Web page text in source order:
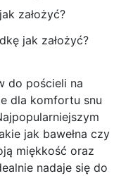
jak założyć?
do pościeli na
dla komfortu snu
jak bawełna czy
miękkość oraz
nadaje się do